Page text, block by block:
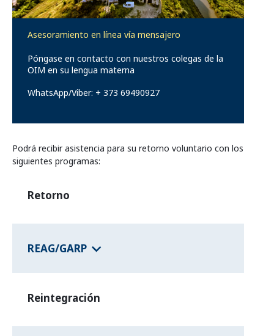
Programas de los estados federales
Información del país
Asesoramiento en línea vía mensajero
Póngase en contacto con nuestros colegas de la
OIM en su lengua materna
WhatsApp/Viber: + 373 69490927
Podrá recibir asistencia para su retorno voluntario con los
siguientes programas:
Retorno
REAG/GARP
Reintegración